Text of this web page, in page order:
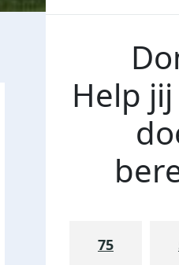
Help
75